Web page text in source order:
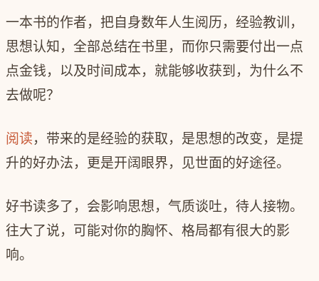
一本书的作者，把自身数年人生阅历，经验教训，
思想认知，全部总结在书里，而你只需要付出一点
点金钱，以及时间成本，就能够收获到，为什么不
去做呢？
阅读，带来的是经验的获取，是思想的改变，是提
升的好办法，更是开阔眼界，见世面的好途径。
好书读多了，会影响思想，气质谈吐，待人接物。
往大了说，可能对你的胸怀、格局都有很大的影
响。